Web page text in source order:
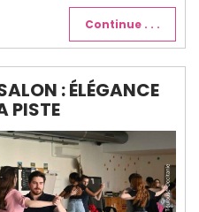
Continue . . .
: ÉLÉGANCE
PISTE